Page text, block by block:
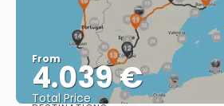
From
4.039 €
Total Price